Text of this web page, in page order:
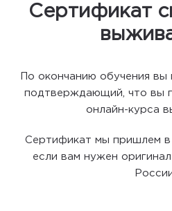
Сертификат
По окончанию обучения вы
подтверждающий, что вы
онлайн-курса
Сертификат мы пришлем в
если вам нужен